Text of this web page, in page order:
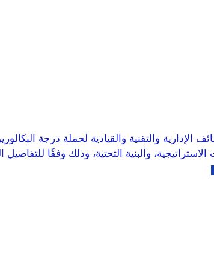
الإدارية والتقنية والقيادية لحملة درجة
الاستراتيجية، والبنية التحتية، وذلك وفقًا